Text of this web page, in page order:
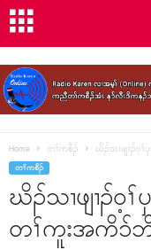
Home တၢ်ကစီၣ် ဃိၣ်သၢဖျၢၣ်ဝ့
တၢ်ကစီၣ်
ဃိၣ်သၢဖျၢၣ်ဝ့
တၢ်ကူးအကိၥ်ဘိဒီ